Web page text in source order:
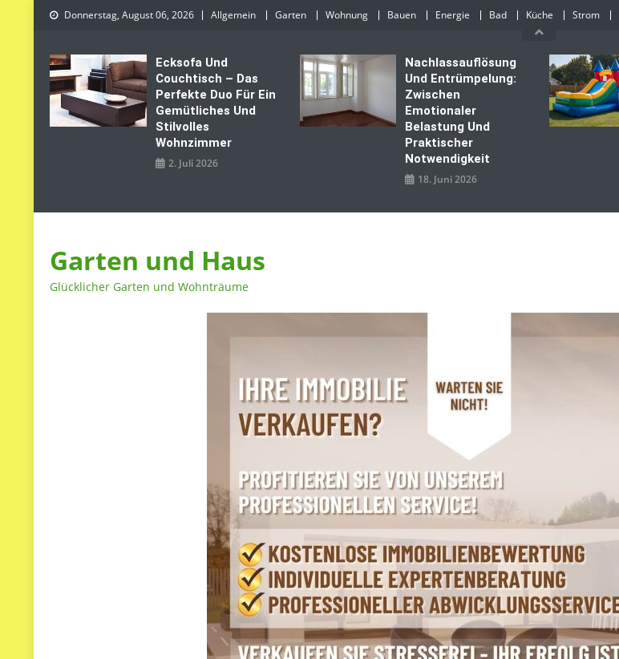
Skip
Donnerstag, August 06, 2026 Allgemein Garten Wohnung Bauen Energie Bad Küche Strom
Ecksofa Und
Couchtisch – Das
Perfekte Duo Für Ein
Gemütliches Und
Stilvolles
Wohnzimmer
2. Juli 2026
Nachlassauflösung
Und Entrümpelung:
Zwischen
Emotionaler
Belastung Und
Praktischer
Notwendigkeit
18. Juni 2026
Garten und Haus
Glücklicher Garten und Wohnträume